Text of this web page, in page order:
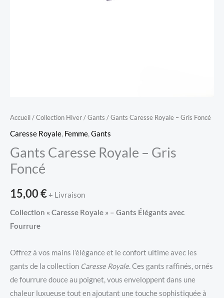
Accueil/Collection Hiver/Gants / Gants Caresse Royale – Gris Foncé
Caresse Royale, Femme,Gants
Gants Caresse Royale – Gris
Foncé
15,00€+ Livraison
Collection « Caresse Royale » – Gants Élégants avec
Fourrure
Offrez à vos mains l’élégance et le confort ultime avec les
gants de la collection Caresse Royale. Ces gants raffinés, ornés
de fourrure douce au poignet, vous enveloppent dans une
chaleur luxueuse tout en ajoutant une touche sophistiquée à